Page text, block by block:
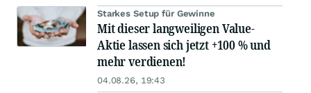
Starkes Setup für Gewinne
Mit dieser langweiligen Value-
Aktie lassen sich jetzt +100 % und
mehr verdienen!
04.08.26, 19:43